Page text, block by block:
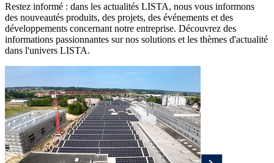
Restez informé : dans les actualités LISTA, nous vous informons
des nouveautés produits, des projets, des événements et des
développements concernant notre entreprise. Découvrez des
informations passionnantes sur nos solutions et les thèmes d'actualité
dans l'univers LISTA.